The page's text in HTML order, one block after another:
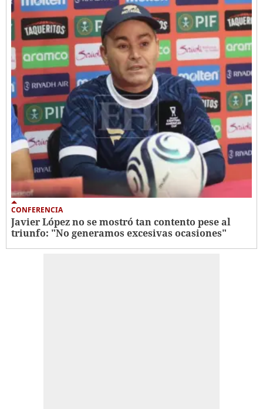
CONFERENCIA
Javier López no se mostró tan contento pese al
triunfo: "No generamos excesivas ocasiones"